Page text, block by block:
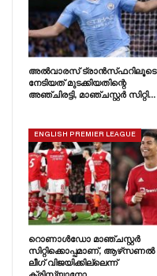
അൽവാരസ് ട്രാൻസ്‌ഫറിലൂടെ
നേടിയത് മുടക്കിയതിന്റെ
അഞ്ചിരട്ടി, മാഞ്ചസ്റ്റർ സിറ്റി…
ENGLISH PREMIER LEAGUE
റൊണാൾഡോ മാഞ്ചസ്റ്റർ
സിറ്റിക്കൊപ്പമാണ്, ആഴ്‌സണൽ
ലീഗ് വിജയിക്കില്ലെന്ന്